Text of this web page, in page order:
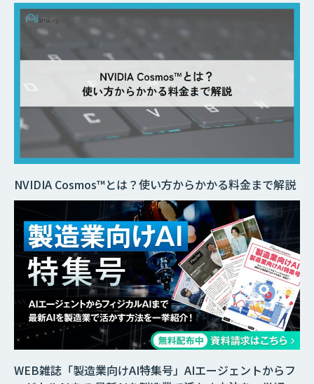
WEB雑誌「製造業向けAI特集号」AIエージェントからフ
NVIDIA Cosmos™とは？使い方からかかる料金まで解説